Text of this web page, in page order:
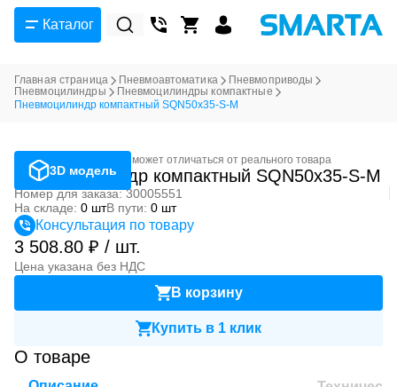
Каталог
Главная страница Пневмоавтоматика
Пневмоприводы
Пневмоцилиндры
Пневмоцилиндры компактные
Пневмоцилиндр компактный SQN50x35-S-M
3D модель
Фотография может отличаться от реального товара
Пневмоцилиндр компактный SQN50x35-S-M
Номер для заказа: 30005551
На складе: 0 штВ пути: 0 шт
Консультация по товару
3 508.80 ₽ / шт.
Цена указана без НДС
В корзину
Купить в 1 клик
О товаре